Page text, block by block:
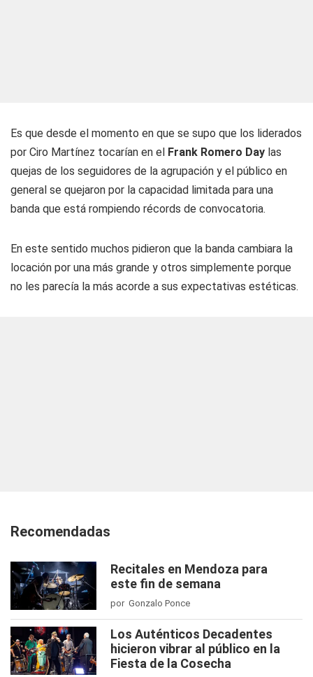
Es que desde el momento en que se supo que los liderados
por Ciro Martínez tocarían en el
Frank Romero Day las
quejas de los seguidores de la agrupación y el público en
general se quejaron por la capacidad limitada para una
banda que está rompiendo récords de convocatoria.
En este sentido muchos pidieron que la banda cambiara la
locación por una más grande y otros simplemente porque
no les parecía la más acorde a sus expectativas estéticas.
Recomendadas
Recitales en Mendoza para
este fin de semana
por Gonzalo Ponce
Los Auténticos Decadentes
hicieron vibrar al público en la
Fiesta de la Cosecha